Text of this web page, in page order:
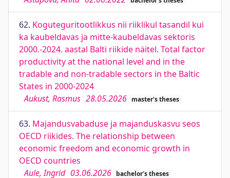
62. Koguteguritootlikkus nii riiklikul tasandil kui
ka kaubeldavas ja mitte-kaubeldavas sektoris
2000.-2024. aastal Balti riikide näitel. Total factor
productivity at the national level and in the
tradable and non-tradable sectors in the Baltic
States in 2000-2024
Aukust, Rasmus 28.05.2026 master's theses
63. Majandusvabaduse ja majanduskasvu seos
OECD riikides. The relationship between
economic freedom and economic growth in
OECD countries
Aule, Ingrid 03.06.2026 bachelor's theses